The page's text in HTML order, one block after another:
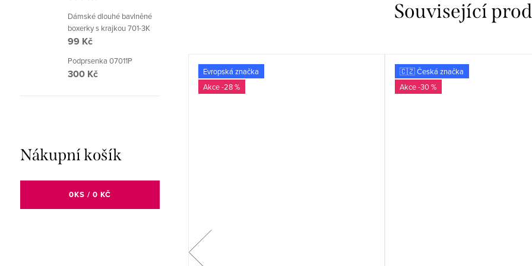
Dámské dlouhé bavlněné
boxerky s krajkou 701-3K
99 Kč
Podprsenka 07011P
300 Kč
Nákupní košík
0KS / 0 KČ
Související
🇨🇿 Česká značka
Evropská značka
-28 %
🇨🇿 Česká značka
-30 %